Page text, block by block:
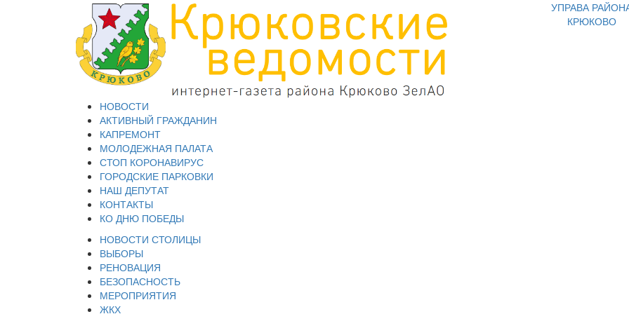
УПРАВА
КРЮКОВО
НОВОСТИ
АКТИВНЫЙ ГРАЖДАНИН
КАПРЕМОНТ
МОЛОДЕЖНАЯ ПАЛАТА
СТОП КОРОНАВИРУС
ГОРОДСКИЕ ПАРКОВКИ
НАШ ДЕПУТАТ
КОНТАКТЫ
КО ДНЮ ПОБЕДЫ
НОВОСТИ СТОЛИЦЫ
ВЫБОРЫ
РЕНОВАЦИЯ
БЕЗОПАСНОСТЬ
МЕРОПРИЯТИЯ
ЖКХ